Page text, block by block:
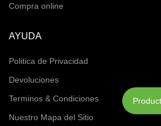
Compra online
AYUDA
Politica de Privacidad
Devoluciones
Terminos & Condiciones
Nuestro Mapa del Sitio